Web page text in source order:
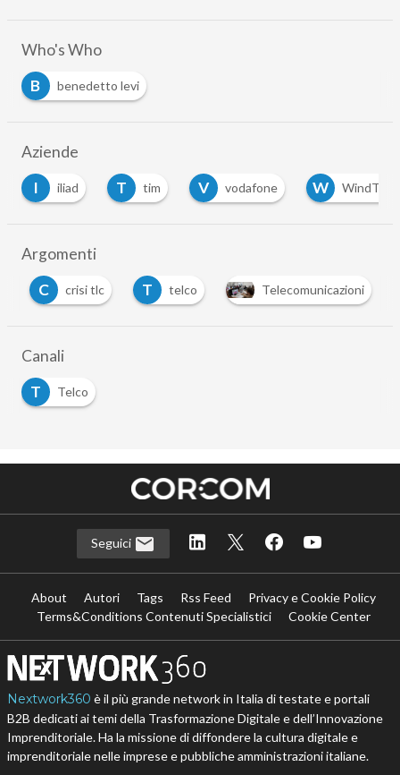
Who's Who
B
benedetto levi
Aziende
iliad tim vodafone
WindTre
Argomenti
C crisi tlc T telco Telecomunicazioni
Canali
T
Telco
Seguici
About Autori Tags Rss Feed
Privacy e Cookie Policy
Terms&Conditions Contenuti Specialistici
Cookie Center
Nextwork360 è il più grande network in Italia di testate e portali
B2B dedicati ai temi della Trasformazione Digitale e dell’Innovazione
Imprenditoriale. Ha la missione di diffondere la cultura digitale e
imprenditoriale nelle imprese e pubbliche amministrazioni italiane.